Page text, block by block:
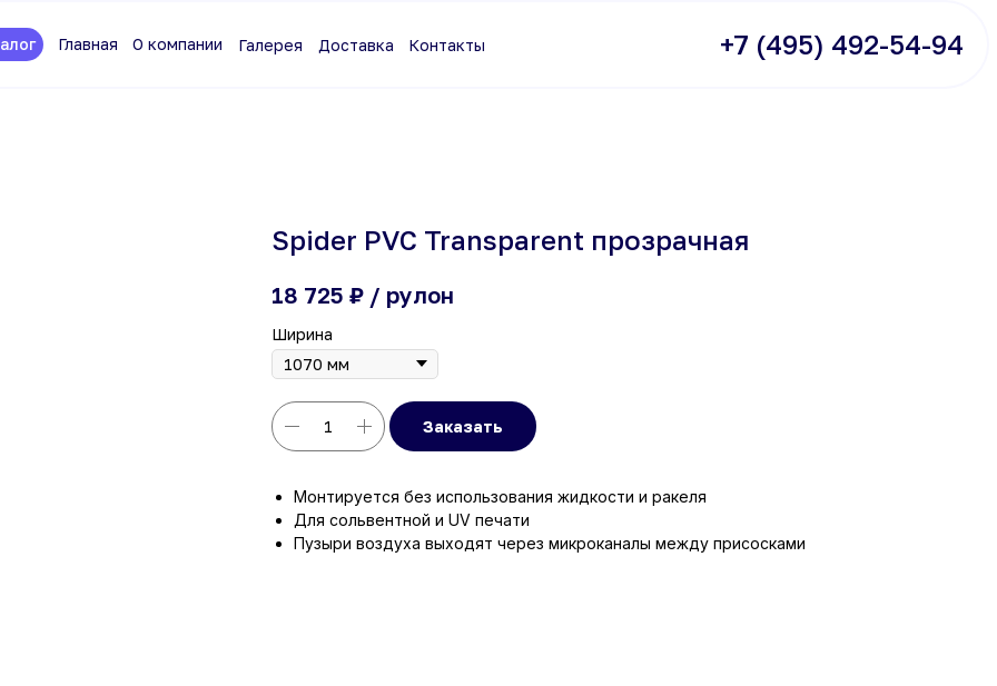
+7 (495) 492-54-94
Главная О компании Галерея Доставка Контакты
Spider PVC Transparent прозрачная
18 725 ₽ / рулон
Ширина
Заказать
Монтируется без использования жидкости и ракеля
Для сольвентной и UV печати
Пузыри воздуха выходят через микроканалы между присосками